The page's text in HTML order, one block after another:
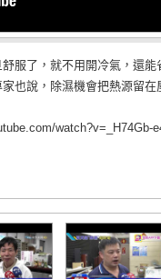
服了，就不用開冷氣，還
也說，除濕機會把熱源留
watch?v=_H74Gb-